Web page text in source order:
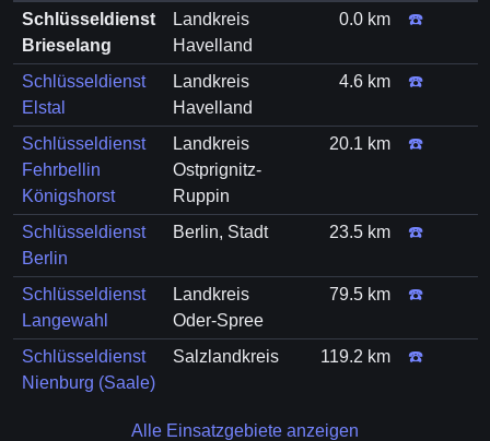
Schlüsseldienst
Brieselang
Landkreis
Havelland
0.0 km ☎️
Schlüsseldienst
Elstal
Landkreis
Havelland
4.6 km ☎️
Schlüsseldienst
Fehrbellin
Königshorst
Landkreis
Ostprignitz-
Ruppin
20.1 km ☎️
Schlüsseldienst
Berlin
Berlin, Stadt 23.5 km ☎️
Schlüsseldienst
Langewahl
Landkreis
Oder-Spree
79.5 km ☎️
Schlüsseldienst
Nienburg (Saale)
Salzlandkreis 119.2 km ☎️
Alle Einsatzgebiete anzeigen